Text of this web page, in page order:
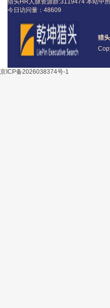
猎
猎头HR人脉资源群:3119474 本站中
今日访问量： 48609
京ICP备2026038374号-1